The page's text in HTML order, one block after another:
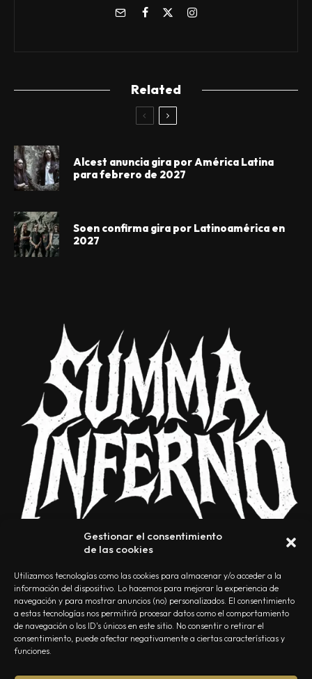
Gestionar el consentimiento
de las cookies
Utilizamos tecnologías como las cookies para almacenar y/o acceder a la
información del dispositivo. Lo hacemos para mejorar la experiencia de
navegación y para mostrar anuncios (no) personalizados. El consentimiento
a estas tecnologías nos permitirá procesar datos como el comportamiento
de navegación o los ID's únicos en este sitio. No consentir o retirar el
consentimiento, puede afectar negativamente a ciertas características y
funciones.
Related
Alcest anuncia gira por América Latina
para febrero de 2027
Soen confirma gira por Latinoamérica en
2027
NOSOTROS CONTACTO EDITORIAL POLÍTICA DE PRIVACIDAD